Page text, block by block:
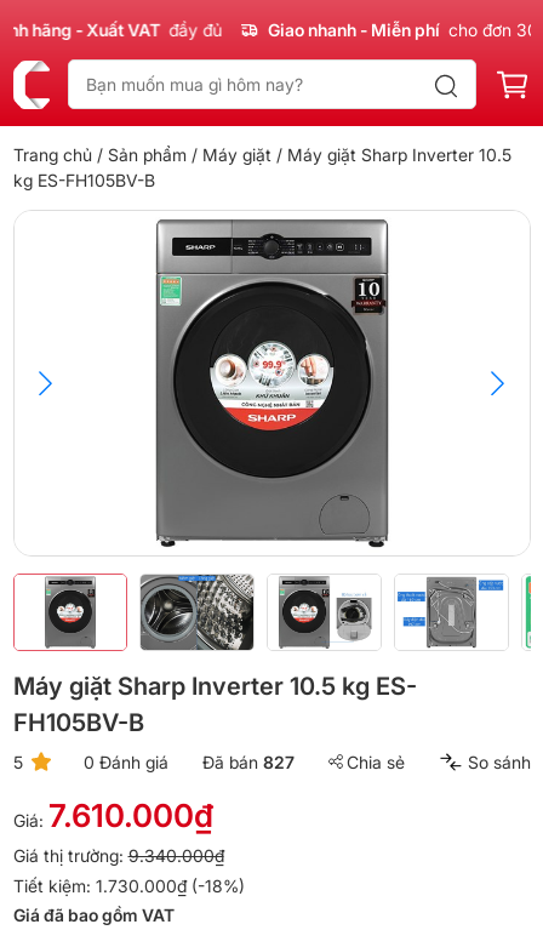
- Xuất VAT đầy đủ Giao nhanh - Miễn phí cho đơn 300k
Trang chủ / Sản phẩm / Máy giặt / Máy giặt Sharp Inverter 10.5
kg ES-FH105BV-B
Máy giặt Sharp Inverter 10.5 kg ES-
FH105BV-B
5 0 Đánh giá Đã bán 827 Chia sẻ So sánh
Giá: 7.610.000₫
Giá thị trường:9.340.000₫
Tiết kiệm: 1.730.000₫ (-18%)
Giá đã bao gồm VAT